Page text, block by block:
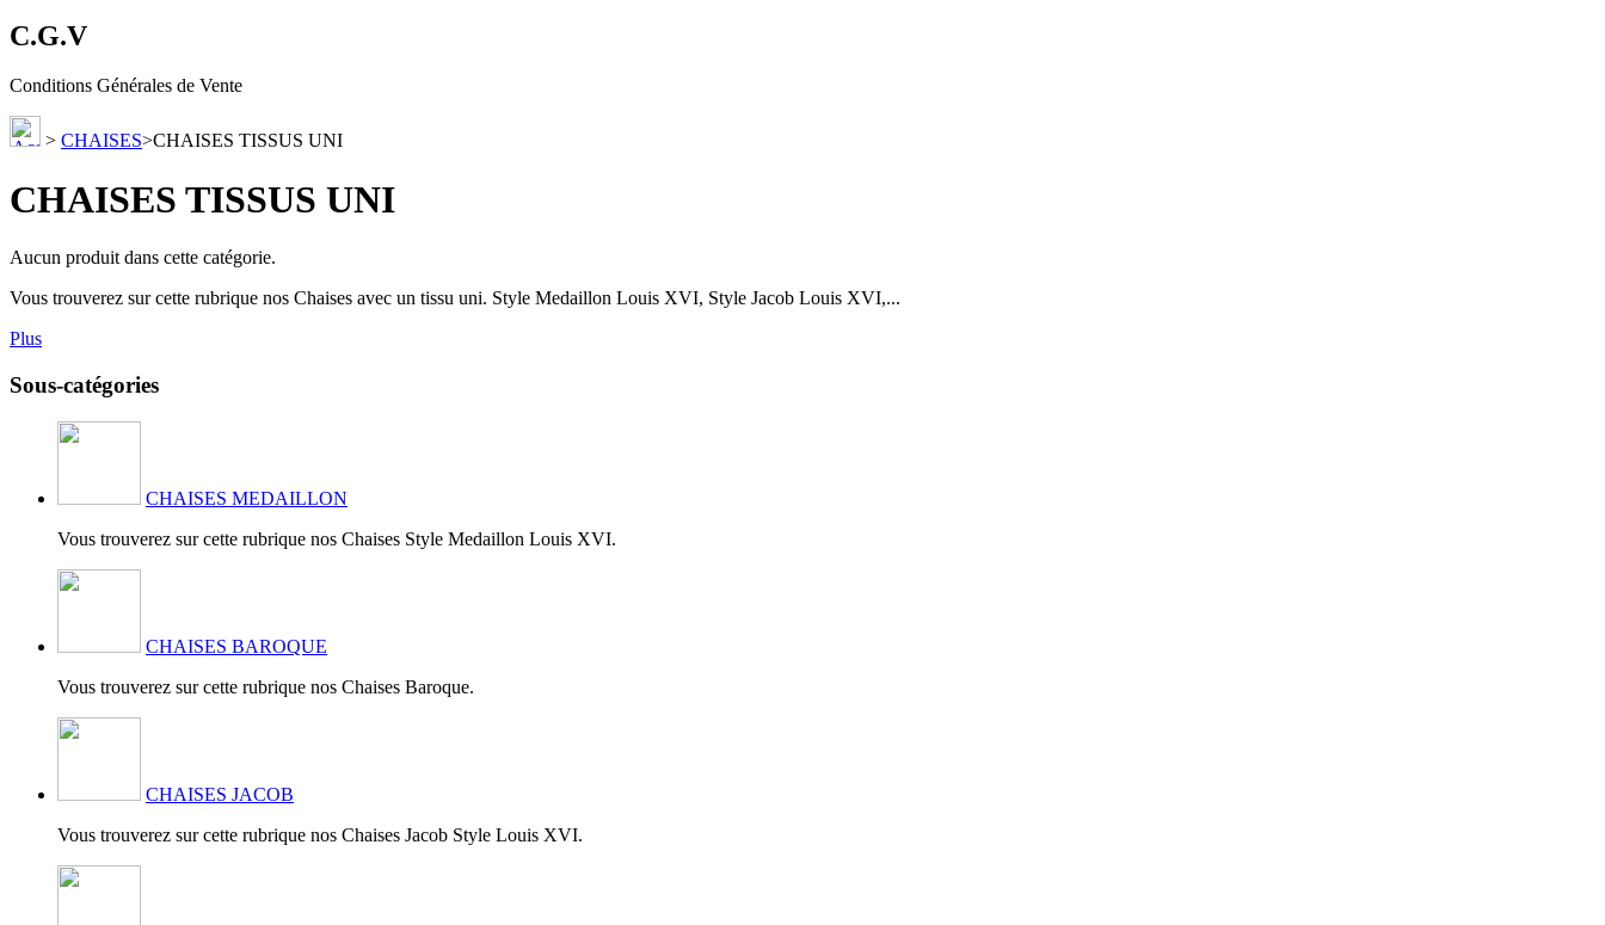
C.G.V
Conditions Générales de Vente
> CHAISES>CHAISES TISSUS UNI
CHAISES TISSUS UNI
Aucun produit dans cette catégorie.
Vous trouverez sur cette rubrique nos Chaises avec un tissu uni. Style Medaillon Louis XVI, Style Jacob Louis XVI,...
Plus
Sous-catégories
CHAISES MEDAILLON
Vous trouverez sur cette rubrique nos Chaises Style Medaillon Louis XVI.
CHAISES BAROQUE
Vous trouverez sur cette rubrique nos Chaises Baroque.
CHAISES JACOB
Vous trouverez sur cette rubrique nos Chaises Jacob Style Louis XVI.